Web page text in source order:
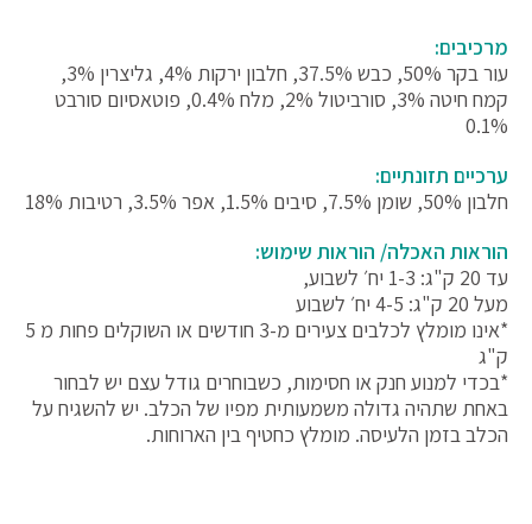
מרכיבים:
עור בקר 50%, כבש 37.5%, חלבון ירקות 4%, גליצרין 3%,
קמח חיטה 3%, סורביטול 2%, מלח 0.4%, פוטאסיום סורבט
0.1%
ערכיים תזונתיים:
חלבון 50%, שומן 7.5%, סיבים 1.5%, אפר 3.5%, רטיבות 18%
הוראות האכלה/ הוראות שימוש:
עד 20 ק"ג: 1-3 יח׳ לשבוע,
מעל 20 ק"ג: 4-5 יח׳ לשבוע
*אינו מומלץ לכלבים צעירים מ-3 חודשים או השוקלים פחות מ 5
ק"ג
*בכדי למנוע חנק או חסימות, כשבוחרים גודל עצם יש לבחור
באחת שתהיה גדולה משמעותית מפיו של הכלב. יש להשגיח על
הכלב בזמן הלעיסה. מומלץ כחטיף בין הארוחות.